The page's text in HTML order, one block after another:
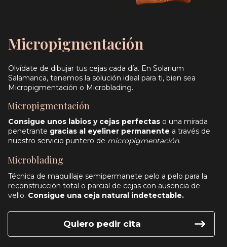
Micropigmentación
Olvídate de dibujar tus cejas cada día. En Solarium
Salamanca, tenemos la solución ideal para ti, bien sea
Micropigmentación o Microblading.
Micropigmentación
Consigue unos labios y cejas perfectas o una mirada
penetrante gracias al eyeliner permanente a través de
nuestro servicio puntero de micropigmentación.
Microblading
Técnica de maquillaje semipermanete pelo a pelo para la
reconstrucción total o parcial de cejas con ausencia de
vello. Consigue una ceja natural indetectable.
Quiero pedir cita